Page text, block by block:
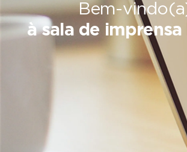
Bem-
à sala de imprensa